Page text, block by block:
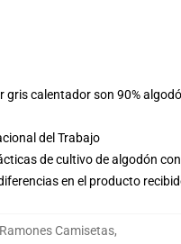
calentador son 90%
del Trabajo
de cultivo de algodón
en el producto
Ramones Camisetas,